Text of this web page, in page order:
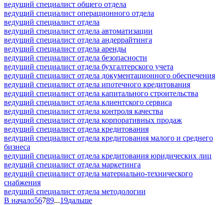
ведущий специалист общего отдела
ведущий специалист операционного отдела
ведущий специалист отдела
ведущий специалист отдела автоматизации
ведущий специалист отдела андеррайтинга
ведущий специалист отдела аренды
ведущий специалист отдела безопасности
ведущий специалист отдела бухгалтерского учета
ведущий специалист отдела документационного обеспечения
ведущий специалист отдела ипотечного кредитования
ведущий специалист отдела капитального строительства
ведущий специалист отдела клиентского сервиса
ведущий специалист отдела контроля качества
ведущий специалист отдела корпоративных продаж
ведущий специалист отдела кредитования
ведущий специалист отдела кредитования малого и среднего
бизнеса
ведущий специалист отдела кредитования юридических лиц
ведущий специалист отдела маркетинга
ведущий специалист отдела материально-технического
снабжения
ведущий специалист отдела методологии
В начало56789...19дальше